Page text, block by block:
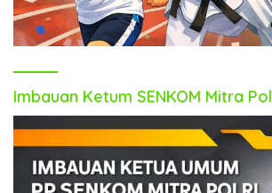
Imbauan Ketum SENKOM Mitra